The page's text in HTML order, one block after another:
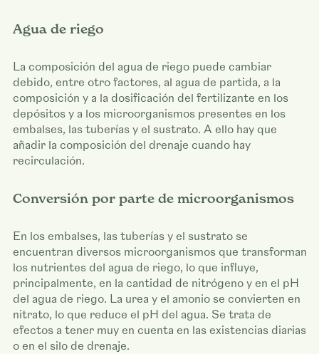
Agua de riego
La composición del agua de riego puede cambiar
debido, entre otro factores, al agua de partida, a la
composición y a la dosificación del fertilizante en los
depósitos y a los microorganismos presentes en los
embalses, las tuberías y el sustrato. A ello hay que
añadir la composición del drenaje cuando hay
recirculación.
Conversión por parte de microorganismos
En los embalses, las tuberías y el sustrato se
encuentran diversos microorganismos que transforman
los nutrientes del agua de riego, lo que influye,
principalmente, en la cantidad de nitrógeno y en el pH
del agua de riego. La urea y el amonio se convierten en
nitrato, lo que reduce el pH del agua. Se trata de
efectos a tener muy en cuenta en las existencias diarias
o en el silo de drenaje.